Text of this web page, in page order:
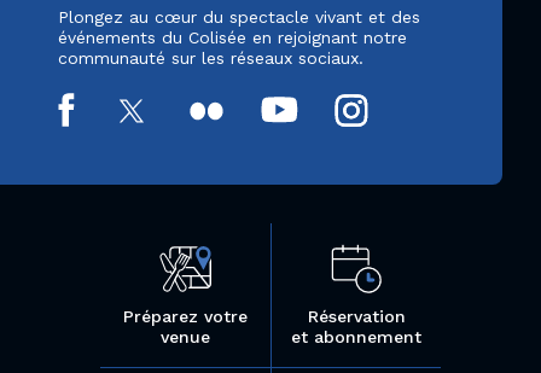
Plongez au cœur du spectacle vivant et des
événements du Colisée en rejoignant notre
communauté sur les réseaux sociaux.
Préparez votre
venue
Réservation
et abonnement